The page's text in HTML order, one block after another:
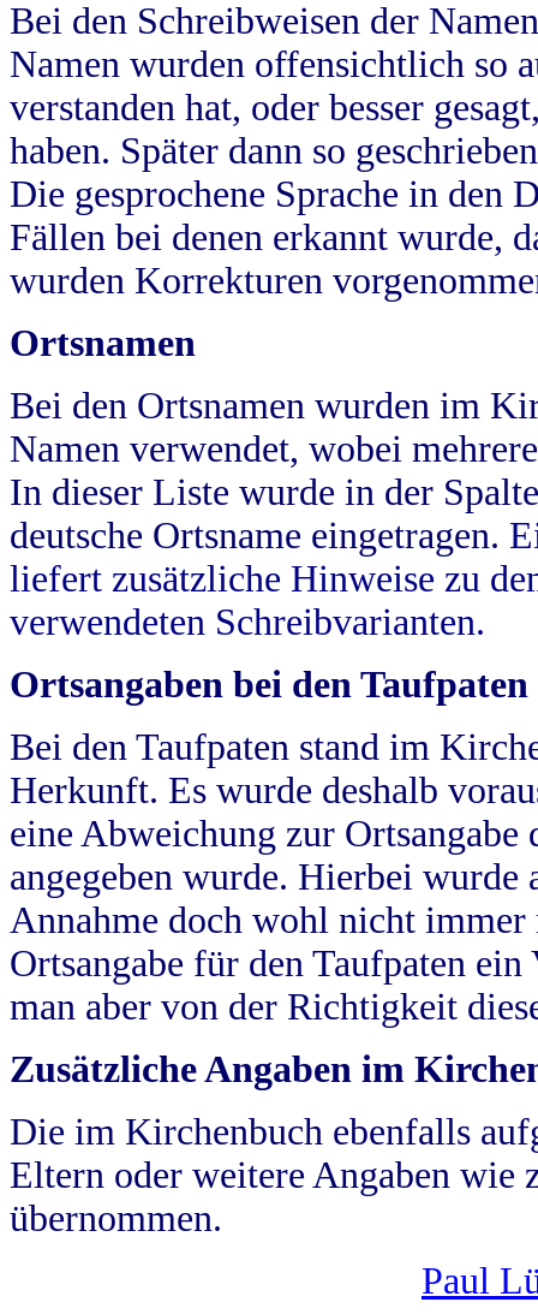
Bei den Schreibweisen der
Namen wurden offensichtlich so
verstanden hat, oder besser
haben. Später dann so
Die gesprochene Sprache in
Fällen bei denen erkannt wurde,
wurden Korrekturen
Ortsnamen
Bei den Ortsnamen wurden im
Namen verwendet, wobei
In dieser Liste wurde in der
deutsche Ortsname eingetragen.
liefert zusätzliche Hinweise zu
verwendeten Schreibvarianten.
Ortsangaben bei den Taufpaten
Bei den Taufpaten stand im
Herkunft. Es wurde deshalb
eine Abweichung zur
angegeben wurde. Hierbei wurde
Annahme doch wohl nicht
Ortsangabe für den Taufpaten
man aber von der Richtigkeit
Zusätzliche Angaben im
Die im Kirchenbuch ebenfalls
Eltern oder weitere Angaben wie
übernommen.
Paul